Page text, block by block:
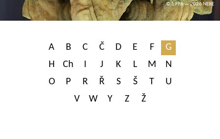
© 1998 — 2026 NEBE
A B C Č D E F
G
H
Ch I J K L M
N
O
P R Ř S Š T
U
V
W Y Z Ž